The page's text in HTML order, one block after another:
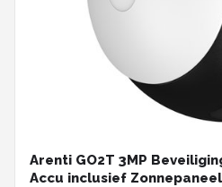
Arenti GO2T 3MP
Accu inclusief